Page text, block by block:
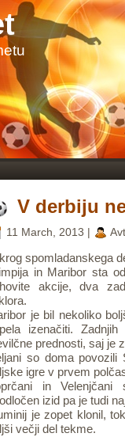
V derbiju
11 March, 2013 |
spomladanskega
in Maribor sta
akcije, dva
je bil nekoliko
izenačiti.
prednosti, saj je
so doma povozili
igre v prvem
in
izid pa je tudi
je zopet klonil,
večji del tekme.